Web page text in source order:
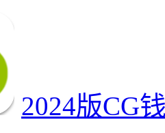
2024版CG